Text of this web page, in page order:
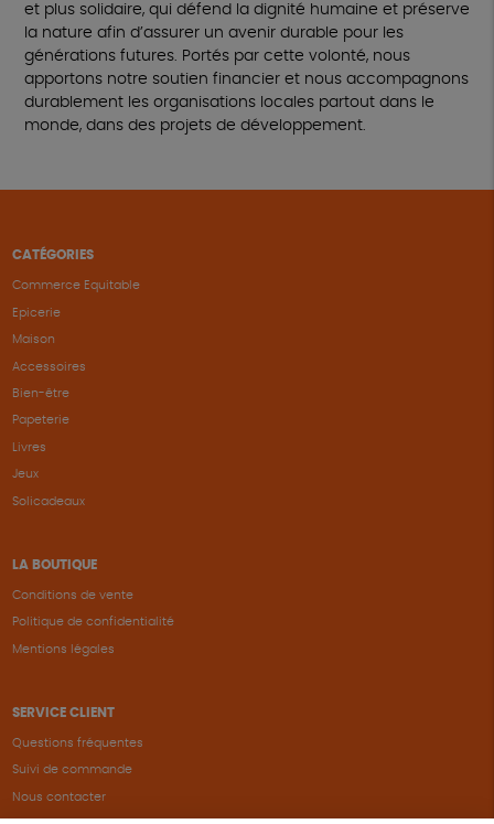
et plus solidaire, qui défend la dignité humaine et préserve
la nature afin d’assurer un avenir durable pour les
générations futures. Portés par cette volonté, nous
apportons notre soutien financier et nous accompagnons
durablement les organisations locales partout dans le
monde, dans des projets de développement.
CATÉGORIES
Commerce Equitable
Epicerie
Maison
Accessoires
Bien-être
Papeterie
Livres
Jeux
Solicadeaux
LA BOUTIQUE
Conditions de vente
Politique de confidentialité
Mentions légales
SERVICE CLIENT
Questions fréquentes
Suivi de commande
Nous contacter